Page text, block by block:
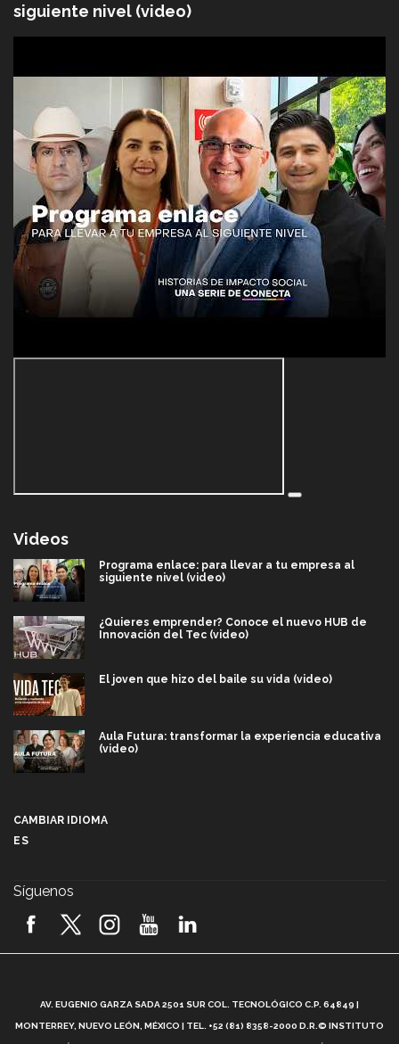
siguiente nivel (video)
Videos
Programa enlace: para llevar a tu empresa al
siguiente nivel (video)
¿Quieres emprender? Conoce el nuevo HUB de
Innovación del Tec (video)
El joven que hizo del baile su vida (video)
Aula Futura: transformar la experiencia educativa
(video)
2026! (video)
¿Cómo es el Modelo Educativo Tec? (video)
CAMBIAR IDIOMA
ES
Síguenos
AV. EUGENIO GARZA SADA 2501 SUR COL. TECNOLÓGICO C.P. 64849 |
MONTERREY, NUEVO LEÓN, MÉXICO | TEL. +52 (81) 8358-2000 D.R.© INSTITUTO